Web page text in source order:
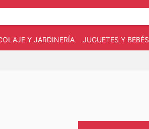
Y JARDINERÍA JUGUETES Y BEBÉS